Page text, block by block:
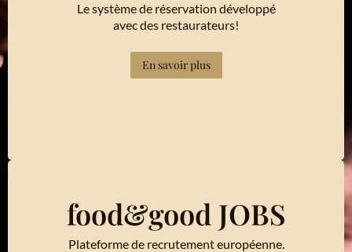
Le système de réservation développé
avec des restaurateurs!
En savoir plus
food&good JOBS
Plateforme de recrutement européenne.